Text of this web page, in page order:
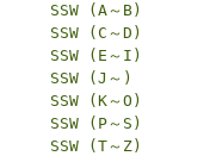
SSW (A～B)
SSW (C～D)
SSW (E～I)
SSW (J～)
SSW (K～O)
SSW (P～S)
SSW (T～Z)